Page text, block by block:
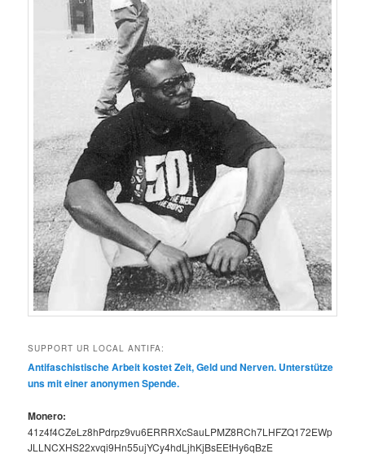
SUPPORT UR LOCAL ANTIFA:
Antifaschis­tis­che Arbeit kostet Zeit, Geld und Ner­ven. Unter­stütze
uns mit ein­er anony­men Spende.
Mon­ero:
41z4f4CZeLz8hPdrpz9vu6ERRRXcSauLPMZ8RCh7LHFZQ172EWp
JLLNCXHS22xvqi9Hn55ujYCy4hdLjhKjBsEEtHy6qBzE